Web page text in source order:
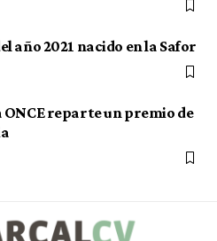
año 2021 nacido en la Safor
ONCE reparte un premio de